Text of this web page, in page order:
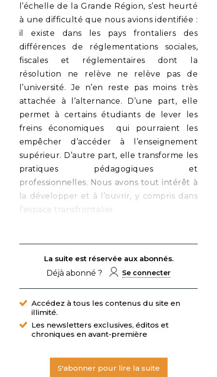
l’échelle de la Grande Région, s’est heurté
à une difficulté que nous avions identifiée :
il existe dans les pays frontaliers des
différences de réglementations sociales,
fiscales et réglementaires dont la
résolution ne relève ne relève pas de
l’université. Je n’en reste pas moins très
attachée à l’alternance. D’une part, elle
permet à certains étudiants de lever les
freins économiques qui pourraient les
empêcher d’accéder à l’enseignement
supérieur. D’autre part, elle transforme les
pratiques pédagogiques et
professionnelles. Nous avons tout intérêt à
la développer et à l’ouvrir, y compris dans
l’espace transfrontalier.
La suite est réservée aux abonnés.
Déjà abonné ?
Se connecter
Accédez à tous les contenus du site en
illimité.
Les newsletters exclusives, éditos et
chroniques en avant-première
S'abonner pour lire la suite